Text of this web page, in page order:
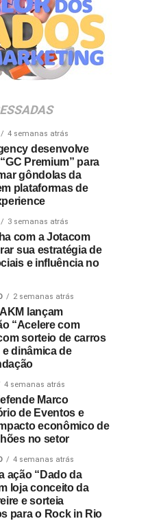
4 semanas atrás
desenvolve
Premium” para
gôndolas da
plataformas de
3 semanas atrás
com a Jotacom
sua estratégia de
e influência no
2 semanas atrás
lançam
“Acelere com
sorteio de carros
dinâmica de
4 semanas atrás
Marco
de Eventos e
econômico de
no setor
4 semanas atrás
ação “Dado da
loja conceito da
e sorteia
para o Rock in Rio